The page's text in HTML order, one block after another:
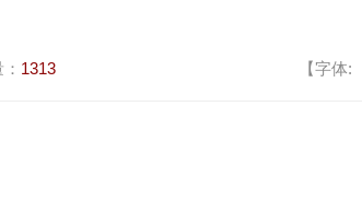
1313 【字体: